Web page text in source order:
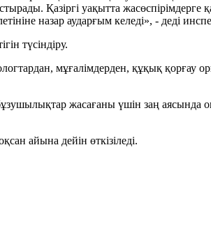
Қазіргі уақытта
назар аударғым келеді», - деді
түсіндіру.
мұғалімдерден, құқық қорғау
жасағаны үшін заң
айына дейін өткізіледі.